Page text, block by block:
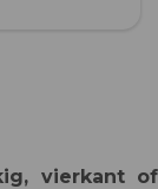
vierkant of